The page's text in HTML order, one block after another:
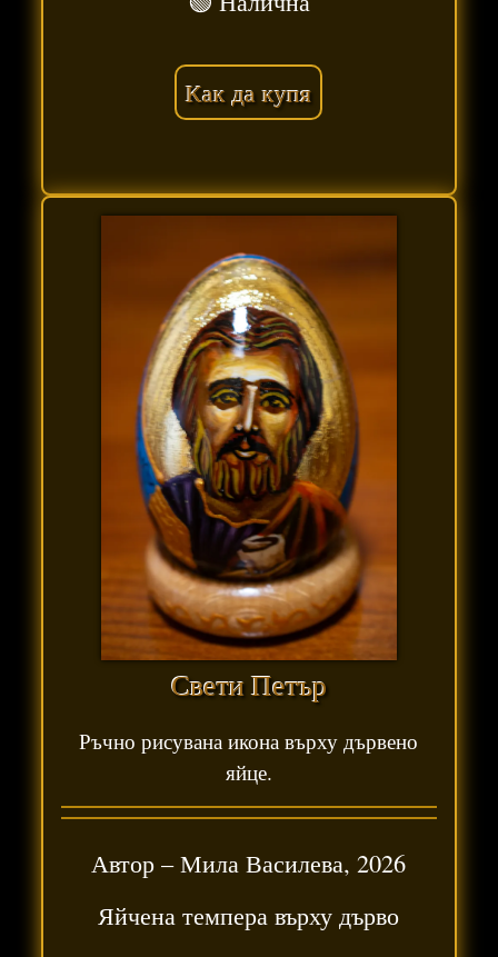
Как да купя
Свети Петър
Ръчно рисувана икона върху дървено
яйце.
Автор –Мила Василева,2026
Яйчена темпера върху дърво